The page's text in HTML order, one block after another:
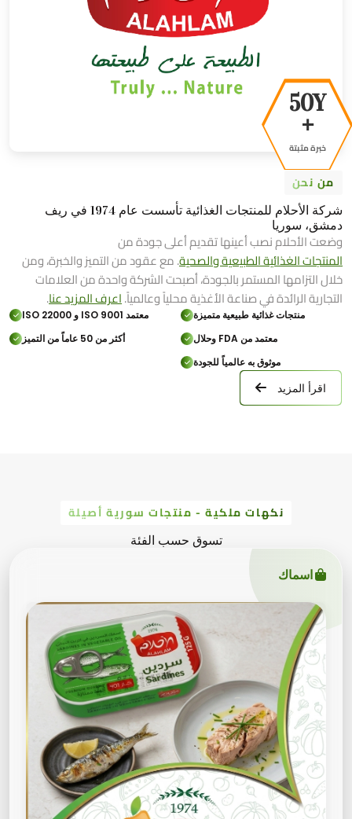
50Y
+
خبرة مثبتة
من نحن
شركة الأحلام للمنتجات الغذائية تأسست عام 1974 في ريف
دمشق، سوريا
وضعت الأحلام نصب أعينها تقديم أعلى جودة من
المنتجات الغذائية الطبيعية والصحية. مع عقود من التميز والخبرة، ومن
خلال التزامها المستمر بالجودة، أصبحت الشركة واحدة من العلامات
التجارية الرائدة في صناعة الأغذية محلياً وعالمياً.اعرف المزيد عنا.
منتجات غذائية طبيعية متميزة
معتمد ISO 9001 و ISO 22000
معتمد من FDA وحلال
أكثر من 50 عاماً من التميز
موثوق به عالمياً للجودة
اقرأ المزيد
نكهات ملكية - منتجات سورية أصيلة
تسوق حسب الفئة
اسماك